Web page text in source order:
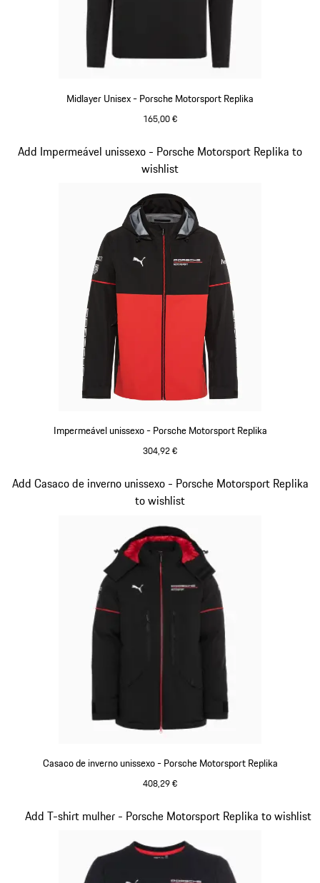
Midlayer Unisex - Porsche Motorsport Replika
165,00 €
Impermeável unissexo - Porsche Motorsport Replika
304,92 €
Add Impermeável unissexo - Porsche Motorsport Replika to
wishlist
Diapositivo 3 de 20
Casaco de inverno unissexo - Porsche Motorsport Replika
408,29 €
Add Casaco de inverno unissexo - Porsche Motorsport Replika
to wishlist
Diapositivo 4 de 20
Add T-shirt mulher - Porsche Motorsport Replika to wishlist
Diapositivo 5 de 20